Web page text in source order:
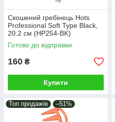
Скошений гребінець Hots
Professional Soft Type Black,
20.2 см (HP254-BK)
Готово до відправки
160 ₴
Купити
Топ продажів –51%